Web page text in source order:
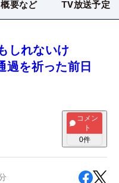
概要など TV放送予定
しれないけ
を祈った前日
コメン
ト
0件